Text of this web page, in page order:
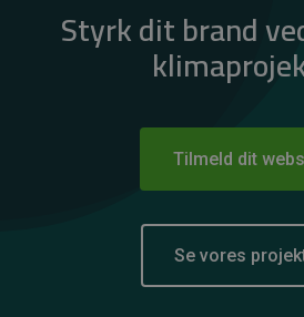
Styrk dit brand
Tilmeld dit
Se vores